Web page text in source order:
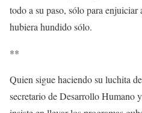
todo a su paso, sólo para enjuiciar
hubiera hundido sólo.
**
Quien sigue haciendo su luchita
secretario de Desarrollo Humano